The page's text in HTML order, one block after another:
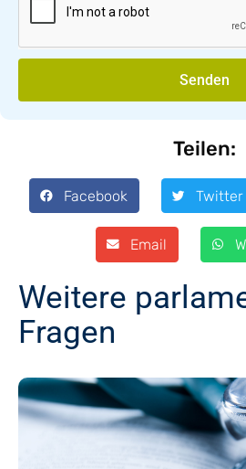
Senden
Teilen:
Facebook Twitter
Email
Weitere
Fragen